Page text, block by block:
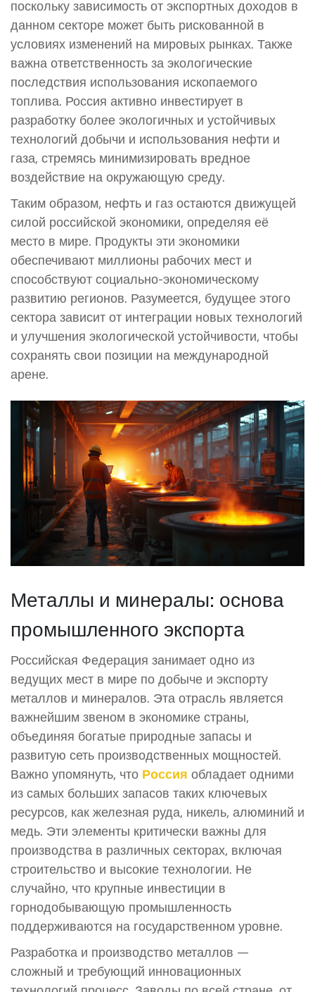
поскольку зависимость от экспортных доходов в
данном секторе может быть рискованной в
условиях изменений на мировых рынках. Также
важна ответственность за экологические
последствия использования ископаемого
топлива. Россия активно инвестирует в
разработку более экологичных и устойчивых
технологий добычи и использования нефти и
газа, стремясь минимизировать вредное
воздействие на окружающую среду.
Таким образом, нефть и газ остаются движущей
силой российской экономики, определяя её
место в мире. Продукты эти экономики
обеспечивают миллионы рабочих мест и
способствуют социально-экономическому
развитию регионов. Разумеется, будущее этого
сектора зависит от интеграции новых технологий
и улучшения экологической устойчивости, чтобы
сохранять свои позиции на международной
арене.
Металлы и минералы: основа
промышленного экспорта
Российская Федерация занимает одно из
ведущих мест в мире по добыче и экспорту
металлов и минералов. Эта отрасль является
важнейшим звеном в экономике страны,
объединяя богатые природные запасы и
развитую сеть производственных мощностей.
Важно упомянуть, что Россия обладает одними
из самых больших запасов таких ключевых
ресурсов, как железная руда, никель, алюминий и
медь. Эти элементы критически важны для
производства в различных секторах, включая
строительство и высокие технологии. Не
случайно, что крупные инвестиции в
горнодобывающую промышленность
поддерживаются на государственном уровне.
Разработка и производство металлов —
сложный и требующий инновационных